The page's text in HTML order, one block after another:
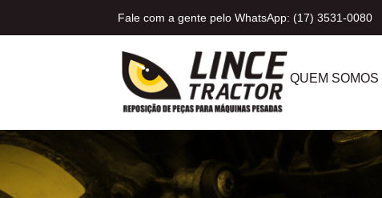
Fale com a gente pelo WhatsApp: (17) 3531-0080
QUEM SOMOS